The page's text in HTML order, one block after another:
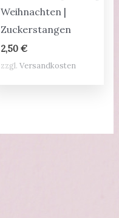
Weihnachten |
Zuckerstangen
2,50€
zzgl.Versandkosten